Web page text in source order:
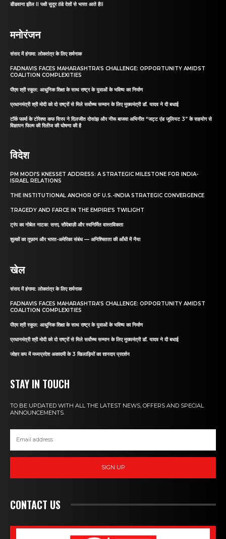
डीडवाना झील II पक्षी सुदूर ठंडे देशों से भारत आते हैII
मनोरंजन
संसद में हंगामा: लोकतंत्र के लिए शर्मनाक
FADNAVIS FACES MAHARASHTRA’S CHALLENGE: OPPORTUNITY AMIDST
COALITION COMPLEXITIES
पीएम श्री स्कूल: आधुनिक शिक्षा के साथ राष्ट्र के युवाओं के भविष्य का निर्माण
प्रधानमंत्री श्री मोदी को दो राष्ट्रों से मिले सर्वोच्च सम्मान के लिए मुख्यमंत्री डॉ. यादव ने दी बधाई
टॉर्क फार्मा के टोरेक्स कफ सिरप ने दिलजीत दोसांझ और नीरू बाजवा अभिनीत “जट्ट एंड जूलियट 3” के सहयोग से
विज्ञापन फिल्म की रिलीज की घोषणा की है
विदेश
PM MODI’S KNESSET ADDRESS: A STRATEGIC MILESTONE FOR INDIA-
ISRAEL RELATIONS
THE INSTITUTIONAL ANCHOR OF U.S.-INDIA STRATEGIC CONVERGENCE
TRAGEDY AND FARCE IN THE EMPIRE’S TWILIGHT
ट्रंप का नोबेल नाटक: सत्ता, सौदेबाज़ी और स्वनिर्मित वास्तविकता
शुल्कों का तूफ़ान और भारत-अमेरिका संबंध — अनिश्चितता की आँधी में नैया
खेल
संसद में हंगामा: लोकतंत्र के लिए शर्मनाक
FADNAVIS FACES MAHARASHTRA’S CHALLENGE: OPPORTUNITY AMIDST
COALITION COMPLEXITIES
पीएम श्री स्कूल: आधुनिक शिक्षा के साथ राष्ट्र के युवाओं के भविष्य का निर्माण
प्रधानमंत्री श्री मोदी को दो राष्ट्रों से मिले सर्वोच्च सम्मान के लिए मुख्यमंत्री डॉ. यादव ने दी बधाई
जोहर कप में मध्यप्रदेश अकादमी के 3 खिलाड़ियों का शानदार प्रदर्शन
STAY IN TOUCH
TO BE UPDATED WITH ALL THE LATEST NEWS, OFFERS AND SPECIAL
ANNOUNCEMENTS.
SIGN UP
CONTACT US